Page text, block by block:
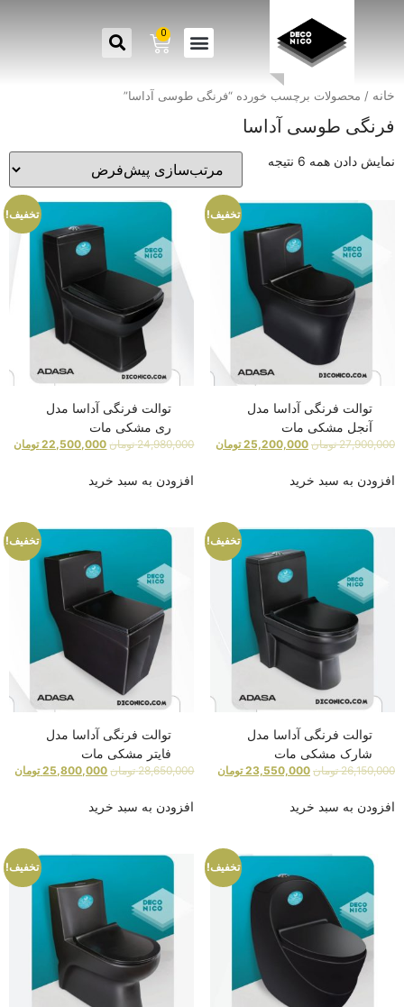
0
خانه / محصولات برچسب خورده “فرنگی طوسی آداسا”
فرنگی طوسی آداسا
نمایش دادن همه 6 نتیجه
تخفیف!
توالت فرنگی آداسا مدل
آنجل مشکی مات
27,900,000 تومان 25,200,000 تومان
افزودن به سبد خرید
تخفیف!
توالت فرنگی آداسا مدل
ری مشکی مات
24,980,000 تومان 22,500,000 تومان
افزودن به سبد خرید
تخفیف!
توالت فرنگی آداسا مدل
شارک مشکی مات
26,150,000 تومان 23,550,000 تومان
افزودن به سبد خرید
تخفیف!
توالت فرنگی آداسا مدل
فایتر مشکی مات
28,650,000 تومان 25,800,000 تومان
افزودن به سبد خرید
تخفیف! تخفیف!